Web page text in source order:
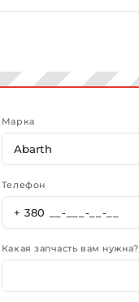
Марка
Телефон
Какая запчасть вам нужна?